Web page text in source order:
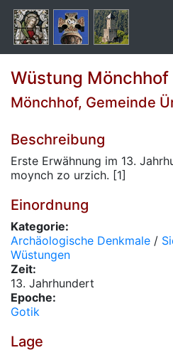
Wüstung Mönchhof
Mönchhof, Gemeinde
Beschreibung
Erste Erwähnung im 13.
moynch zo urzich. [1]
Einordnung
Kategorie:
Archäologische Denkmale /
Wüstungen
Zeit:
13. Jahrhundert
Epoche:
Gotik
Lage